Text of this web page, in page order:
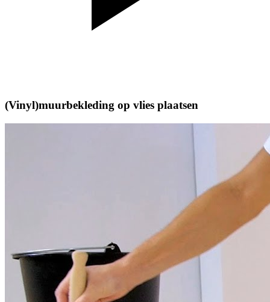
(Vinyl)muurbekleding op vlies plaatsen